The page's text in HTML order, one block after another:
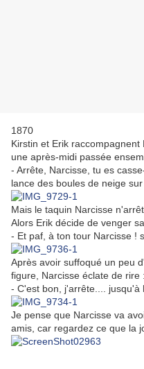
1870
Kirstin et Erik
une après-midi passée
- Arrête, Narcisse, tu es
lance des boules de neige sur
Mais le taquin Narcisse
Alors Erik décide de venger
- Et paf, à ton tour Narcisse !
Après avoir suffoqué un peu
figure, Narcisse éclate de rire :
- C'est bon, j'arrête.... jusqu'à
Je pense que Narcisse va
amis, car regardez ce que la